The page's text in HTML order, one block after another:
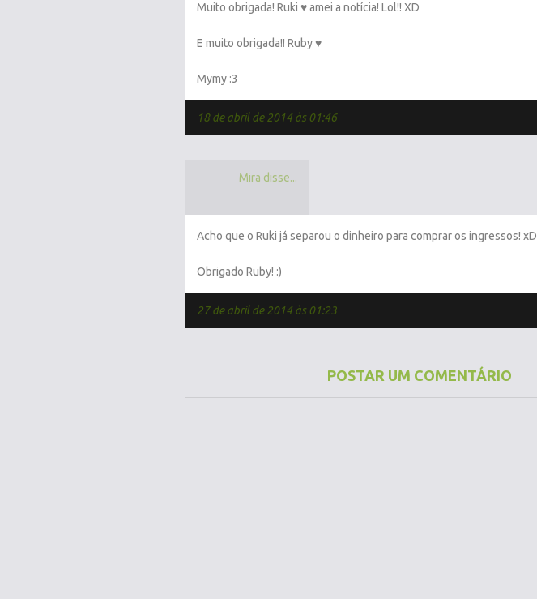
Muito obrigada! Ruki ♥ amei a notícia! Lol!! XD
E muito obrigada!! Ruby ♥
Mymy :3
18 de abril de 2014 às 01:46
Mira disse...
Acho que o Ruki já separou o dinheiro para comprar os ingressos! xD
Obrigado Ruby! :)
27 de abril de 2014 às 01:23
POSTAR UM COMENTÁRIO